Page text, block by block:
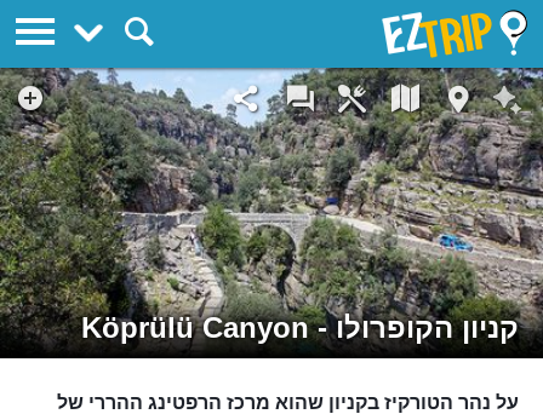
קניון הקופרולו - Köprülü Canyon
על נהר הטורקיז בקניון שהוא מרכז הרפטינג ההררי של
EZTrip